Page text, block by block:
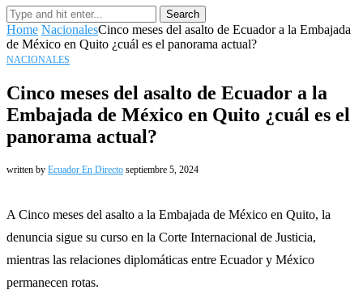
Search
Home NacionalesCinco meses del asalto de Ecuador a la Embajada
de México en Quito ¿cuál es el panorama actual?
NACIONALES
Cinco meses del asalto de Ecuador a la
Embajada de México en Quito ¿cuál es el
panorama actual?
written by Ecuador En Directo septiembre 5, 2024
A Cinco meses del asalto a la Embajada de México en Quito, la
denuncia sigue su curso en la Corte Internacional de Justicia,
mientras las relaciones diplomáticas entre Ecuador y México
permanecen rotas.